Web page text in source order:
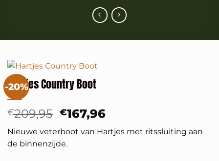
-20%
Hartjes Country Boot
€209,95 Oorspronkelijke
prijs
was:
€209,95.
€167,96Huidige
prijs
is:
Nieuwe veterboot van Hartjes met ritssluiting aan
de binnenzijde.